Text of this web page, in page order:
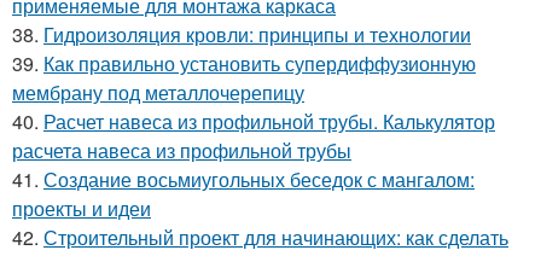
38. Гидроизоляция кровли: принципы и технологии
39. Как правильно установить супердиффузионную
мембрану под металлочерепицу
40. Расчет навеса из профильной трубы. Калькулятор
расчета навеса из профильной трубы
41. Создание восьмиугольных беседок с мангалом:
проекты и идеи
42. Строительный проект для начинающих: как сделать